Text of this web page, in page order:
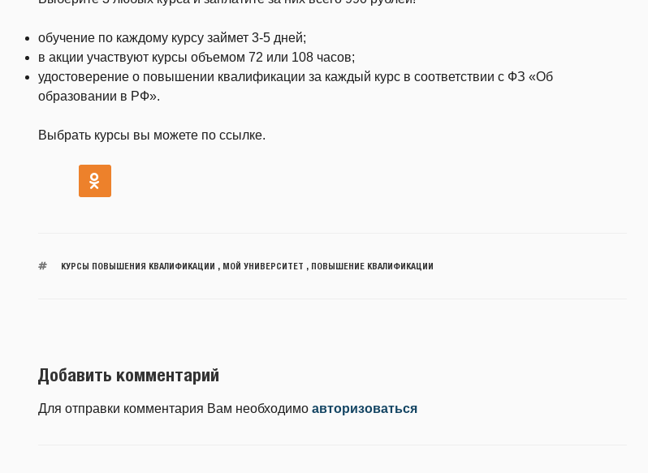
обучение по каждому курсу займет 3-5 дней;
в акции участвуют курсы объемом 72 или 108 часов;
удостоверение о повышении квалификации за каждый курс в соответствии с ФЗ «Об
образовании в РФ».
Выбрать курсы вы можете по ссылке.
КУРСЫ ПОВЫШЕНИЯ КВАЛИФИКАЦИИ , МОЙ УНИВЕРСИТЕТ , ПОВЫШЕНИЕ КВАЛИФИКАЦИИ
Добавить комментарий
Для отправки комментария Вам необходимо авторизоваться